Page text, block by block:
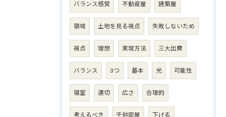
バランス感覚 不動産屋 建築屋
領域 土地を見る視点 失敗しないため
視点 理想 実現方法 三大出費
バランス 3つ 基本 光 可能性
寝室 適切 広さ 合理的
考えるべき 子供部屋 下げる